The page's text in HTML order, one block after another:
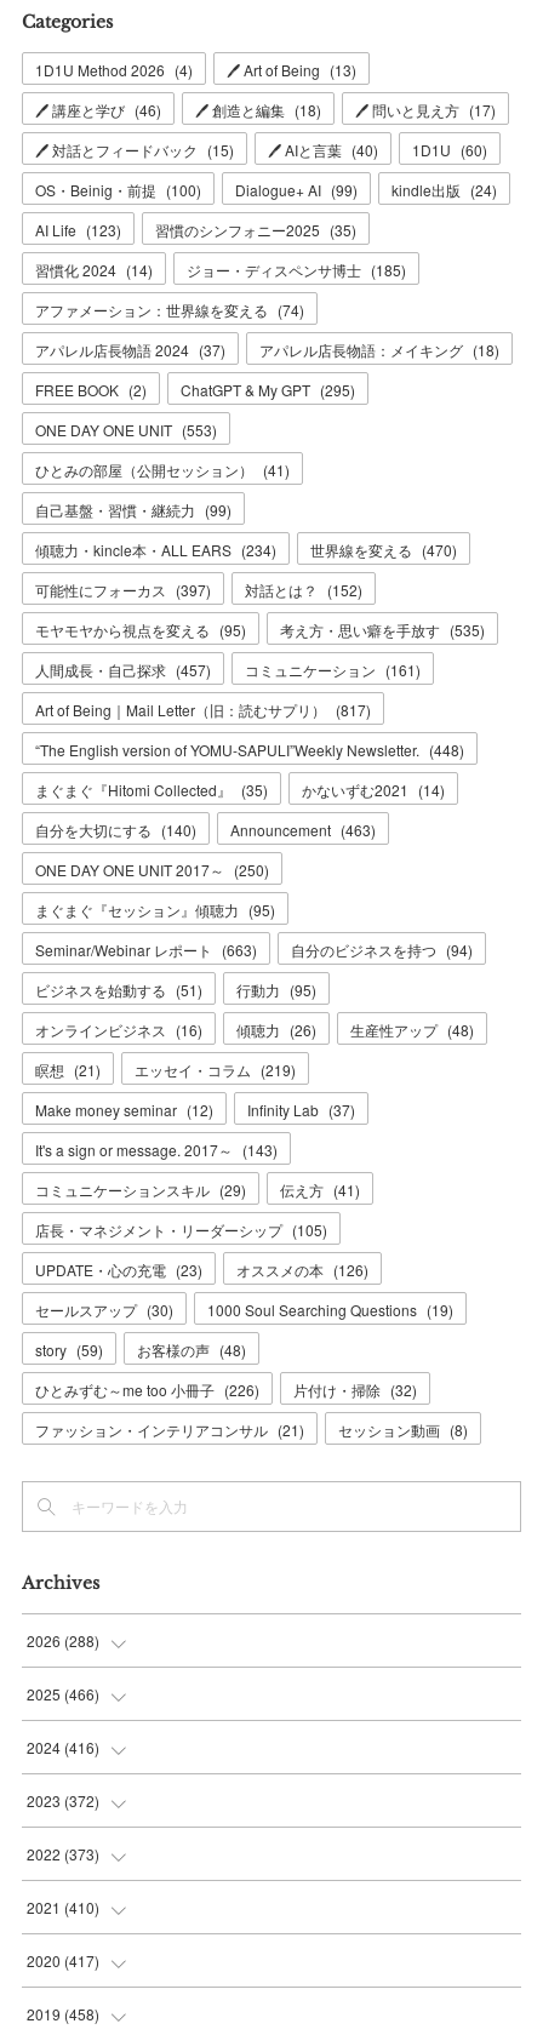
Categories
1D1U Method 2026 (4) 🖊 Art of Being (13)
🖊 講座と学び (46) 🖊 創造と編集 (18) 🖊 問いと見え方 (17)
🖊 対話とフィードバック
(15) 🖊 AIと言葉 (40) 1D1U (60)
OS・Beinig・前提 (100) Dialogue+ AI (99) kindle出版 (24)
AI Life (123) 習慣のシンフォニー2025 (35)
習慣化 2024 (14) ジョー・ディスペンサ博士 (185)
アファメーション：世界線を変える (74)
アパレル店長物語 2024 (37) アパレル店長物語：メイキング (18)
FREE BOOK (2) ChatGPT & My GPT (295)
ONE DAY ONE UNIT (553)
ひとみの部屋（公開セッション）
(41)
自己基盤・習慣・継続力 (99)
傾聴力・kincle本・ALL EARS (234) 世界線を変える (470)
可能性にフォーカス
(397) 対話とは？ (152)
モヤモヤから視点を変える (95) 考え方・思い癖を手放す (535)
人間成長・自己探求 (457) コミュニケーション (161)
Art of Being｜Mail Letter（旧：読むサプリ）
(817)
“The English version of YOMU-SAPULI”Weekly Newsletter. (448)
まぐまぐ『Hitomi Collected』
(35) かないずむ2021 (14)
自分を大切にする (140) Announcement (463)
ONE DAY ONE UNIT 2017～
(250)
まぐまぐ『セッション』傾聴力 (95)
Seminar/Webinar レポート
(663) 自分のビジネスを持つ (94)
ビジネスを始動する (51) 行動力 (95)
オンラインビジネス
(16) 傾聴力 (26) 生産性アップ (48)
瞑想 (21) エッセイ・コラム (219)
Make money seminar (12) Infinity Lab (37)
It's a sign or message. 2017～
(143)
コミュニケーションスキル (29) 伝え方 (41)
店長・マネジメント・リーダーシップ (105)
UPDATE・心の充電 (23) オススメの本 (126)
セールスアップ (30) 1000 Soul Searching Questions (19)
story (59) お客様の声 (48)
ひとみずむ～me too 小冊子 (226) 片付け・掃除 (32)
ファッション・インテリアコンサル (21) セッション動画 (8)
Archives
2026 (288)
(9)
(36
(37
(42
2025 (466)
(56
(37
(35
(36
2024 (416)
(38
(39
(38
(36
2023 (372)
(31
(30
(30
(30
2022 (373)
(31
(33
(31
2021 (410)
(32
(32
2020 (417)
(35
2019 (458)